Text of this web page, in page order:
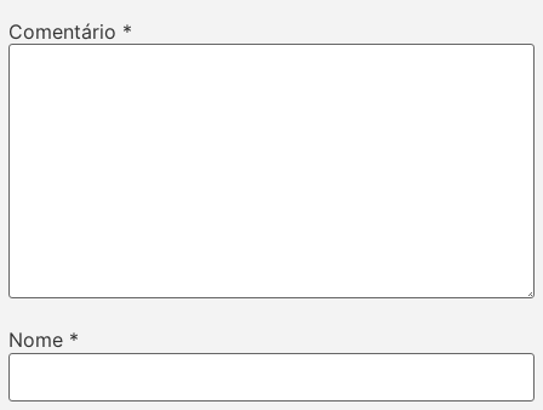
Comentário *
Nome *